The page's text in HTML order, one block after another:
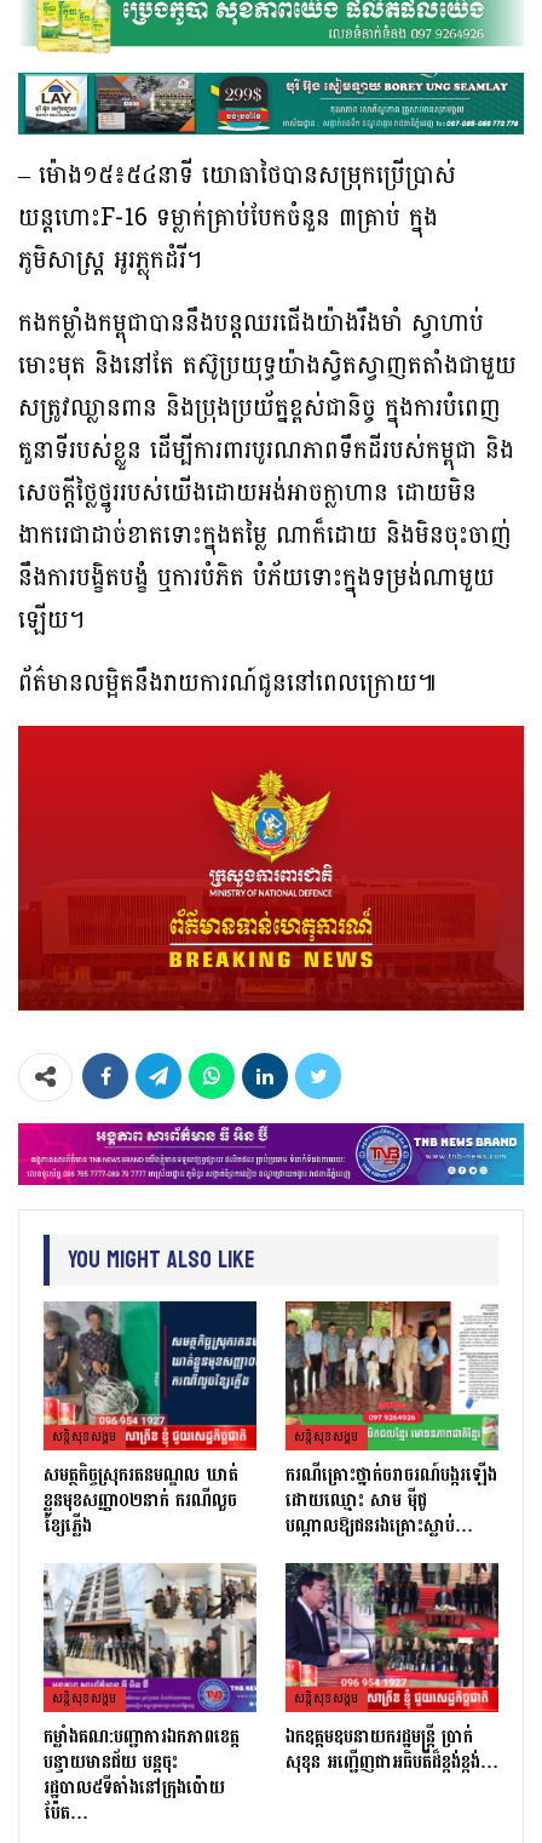
– ម៉ោង១៥៖៥៤នាទី យោធាថៃបានសម្រុកប្រើប្រាស់
យន្តហោះF-16 ទម្លាក់គ្រាប់បែកចំនួន ៣គ្រាប់ ក្នុង
ភូមិសាស្ត្រ អូរភ្លុកដំរី។
កងកម្លាំងកម្ពុជាបាននឹងបន្តឈរជើងយ៉ាងរឹងមាំ ស្វាហាប់
មោះមុត និងនៅតែ តស៊ូប្រយុទ្ធយ៉ាងស្វិតស្វាញតតាំងជាមួយ
សត្រូវឈ្លានពាន និងប្រុងប្រយ័ត្នខ្ពស់ជានិច្ច ក្នុងការបំពេញ
តួនាទីរបស់ខ្លួន ដើម្បីការពារបូរណភាពទឹកដីរបស់កម្ពុជា និង
សេចក្តីថ្លៃថ្នូររបស់យើងដោយអង់អាចក្លាហាន ដោយមិន
ងាករេជាដាច់ខាតទោះក្នុងតម្លៃ ណាក៏ដោយ និងមិនចុះចាញ់
នឹងការបង្ខិតបង្ខំ ឬការបំភិត បំភ័យទោះក្នុងទម្រង់ណាមួយ
ឡើយ។
ព័ត៌មានលម្អិតនឹងរាយការណ៍ជូននៅពេលក្រោយ៕
You Might Also Like
សន្តិសុខសង្គម
សមត្ថកិច្ចស្រុករតនមណ្ឌល ឃាត់
ខ្លួនមុខសញ្ញា០២នាក់ ករណីលួច
ខ្សែភ្លើង
សន្តិសុខសង្គម
ករណីគ្រោះថ្នាក់ចរាចរណ៍បង្ករឡើង
ដោយឈ្មោះ សាម ម៉ីជូ
បណ្ដាលឱ្យជនរងគ្រោះស្លាប់…
សន្តិសុខសង្គម
កម្លាំងគណ:បញ្ជាការឯកភាពខេត្ត
បន្ទាយមានជ័យ បន្តចុះ
រដ្ឋបាល៥ទីតាំងនៅក្រុងប៉ោយ
ប៉ែត…
សន្តិសុខសង្គម
ឯកឧត្តមឧបនាយករដ្ឋមន្ត្រី ប្រាក់
សុខុន អញ្ជើញជាអធិបតីដ៏ខ្ពង់ខ្ពង់…